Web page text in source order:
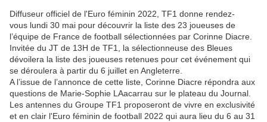
Diffuseur officiel de l'Euro féminin 2022, TF1 donne rendez-
vous lundi 30 mai pour découvrir la liste des 23 joueuses de
l’équipe de France de football sélectionnées par Corinne Diacre.
Invitée du JT de 13H de TF1, la sélectionneuse des Bleues
dévoilera la liste des joueuses retenues pour cet événement qui
se déroulera à partir du 6 juillet en Angleterre.
A l’issue de l’annonce de cette liste, Corinne Diacre répondra aux
questions de Marie-Sophie LAacarrau sur le plateau du Journal.
Les antennes du Groupe TF1 proposeront de vivre en exclusivité
et en clair l'Euro féminin de football 2022 qui aura lieu du 6 au 31